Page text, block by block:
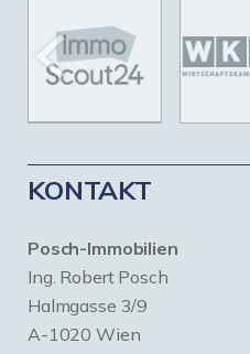
KONTAKT
Posch-Immobilien
Ing. Robert Posch
Halmgasse 3/9
A-1020 Wien